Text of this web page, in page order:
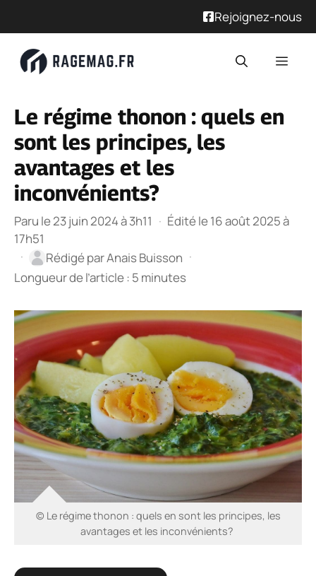
Rejoignez-nous
Le régime thonon : quels en
sont les principes, les
avantages et les
inconvénients?
Paru le 23 juin 2024 à 3h11 · Édité le 16 août 2025 à
17h51
·
Rédigé parAnais Buisson ·
Longueur de l’article : 5 minutes
© Le régime thonon : quels en sont les principes, les
avantages et les inconvénients?